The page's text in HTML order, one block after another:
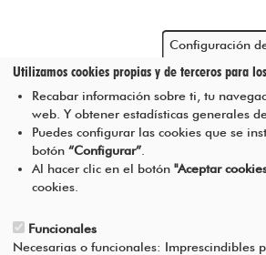
Configuración
Utilizamos cookies propias y de terceros para
Recabar información sobre ti, tu
web. Y obtener estadísticas generales
Puedes configurar las cookies que se
botón “Configurar”.
Al hacer clic en el botón "Aceptar
cookies.
Funcionales
Necesarias o funcionales: Imprescindibles